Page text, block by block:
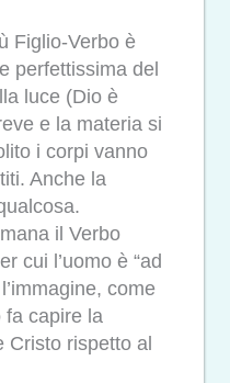
Figlio-Verbo è
perfettissima del
luce (Dio è
e la materia si
i corpi vanno
Anche la
il Verbo
cui l’uomo è “ad
come
fa capire la
Cristo rispetto al